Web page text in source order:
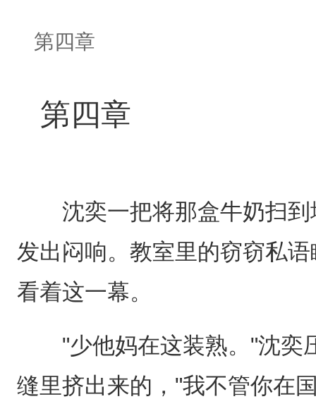
第四章
第四章
沈奕一把将那盒牛奶扫到
发出闷响。教室里的窃窃私
看着这一幕。
"少他妈在这装熟。"沈奕
缝里挤出来的，"我不管你在